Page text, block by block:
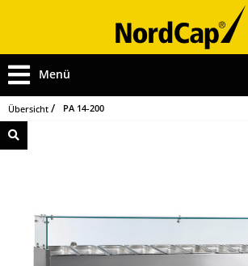
Menü
Übersicht PA 14-200